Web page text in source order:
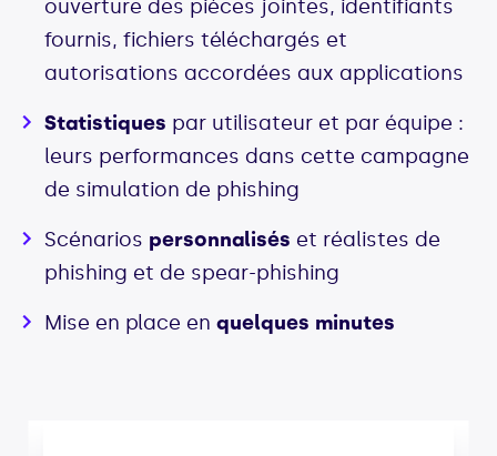
ouverture des pièces jointes, identifiants
fournis, fichiers téléchargés et
autorisations accordées aux applications
Statistiques par utilisateur et par équipe :
leurs performances dans cette campagne
de simulation de phishing
Scénarios personnalisés et réalistes de
phishing et de spear-phishing
Mise en place en quelques minutes